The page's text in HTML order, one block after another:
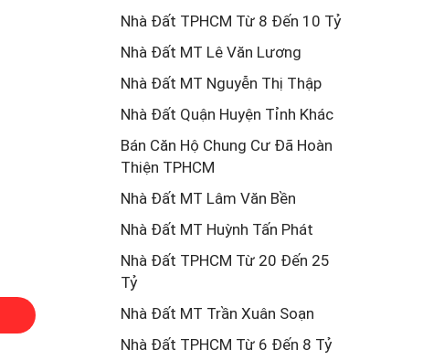
Nhà Đất TPHCM Từ 8 Đến 10 Tỷ
Nhà Đất MT Lê Văn Lương
Nhà Đất MT Nguyễn Thị Thập
Nhà Đất Quận Huyện Tỉnh Khác
Bán Căn Hộ Chung Cư Đã Hoàn
Thiện TPHCM
Nhà Đất MT Lâm Văn Bền
Nhà Đất MT Huỳnh Tấn Phát
Nhà Đất TPHCM Từ 20 Đến 25
Tỷ
Nhà Đất MT Trần Xuân Soạn
Nhà Đất TPHCM Từ 6 Đến 8 Tỷ